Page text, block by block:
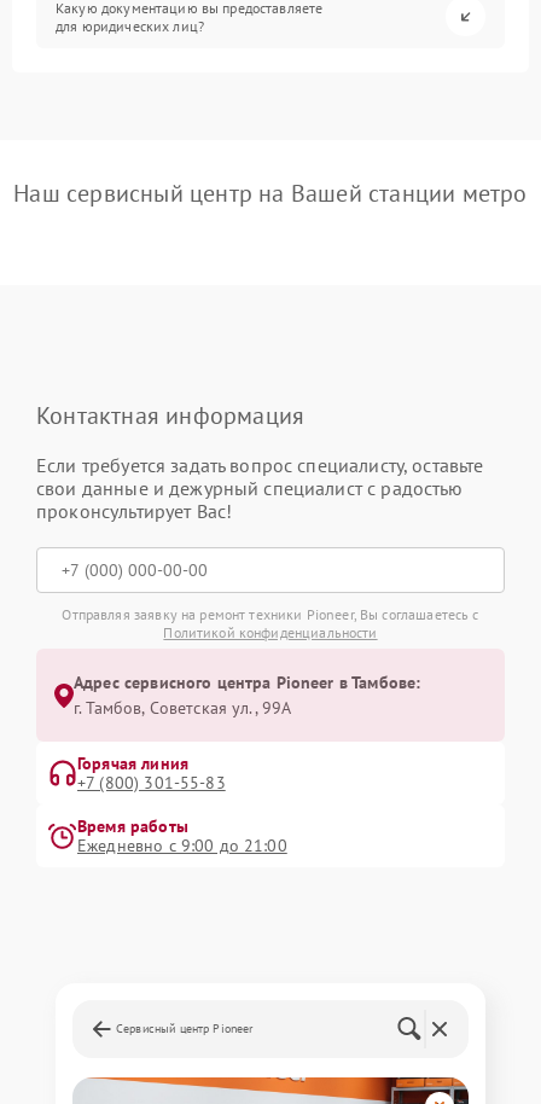
Какую документацию вы предоставляете
для юридических лиц?
Наш сервисный центр на Вашей станции метро
Контактная информация
Если требуется задать вопрос специалисту, оставьте
свои данные и дежурный специалист с радостью
проконсультирует Вас!
Отправляя заявку на ремонт техники Pioneer, Вы соглашаетесь с
Политикой конфиденциальности
Адрес сервисного центра Pioneer в Тамбове:
г. Тамбов, Советская ул., 99А
Горячая линия
+7 (800) 301-55-83
Время работы
Ежедневно с 9:00 до 21:00
Сервисный центр Pioneer